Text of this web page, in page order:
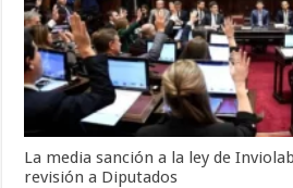
La media sanción a la ley de
revisión a Diputados